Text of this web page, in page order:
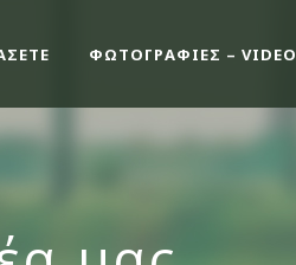
ΦΩΤΟΓΡΑΦΙΕΣ – VIDEO